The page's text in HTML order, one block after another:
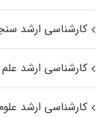
کارشناسی ارشد
کارشناسی ارشد
کارشناسی ارشد